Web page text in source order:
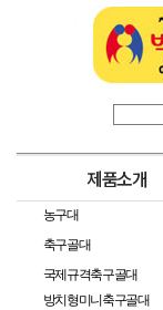
제품소개
농구대
축구골대
국제규격축구골대
방치형미니축구골대